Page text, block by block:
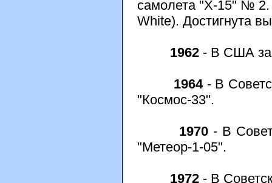
самолета "Х-15" № 2.
White). Достигнута
1962- В США
1964- В
"Космос-33".
1970 - В
"Метеор-1-05".
1972- В